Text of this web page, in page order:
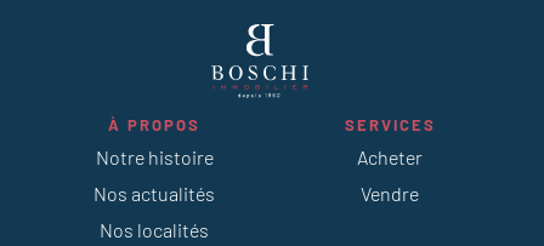
À PROPOS
Notre histoire
Nos actualités
Nos localités
SERVICES
Acheter
Vendre